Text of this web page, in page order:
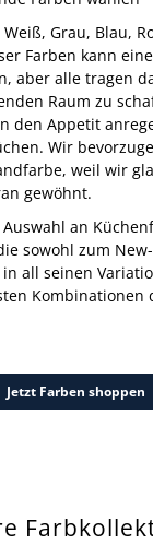
Grau, Blau,
Farben kann
aber alle tragen
Raum zu
den Appetit
Wir
weil wir
gewöhnt.
an
sowohl zum
all seinen
Kombinationen
Jetzt Farben shoppen